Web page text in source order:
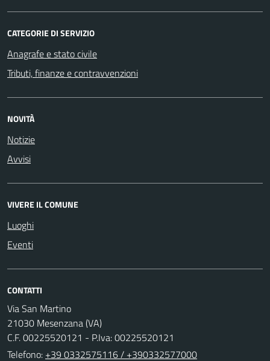
CATEGORIE DI SERVIZIO
Anagrafe e stato civile
Tributi, finanze e contravvenzioni
NOVITÀ
Notizie
Avvisi
VIVERE IL COMUNE
Luoghi
Eventi
CONTATTI
Via San Martino
21030 Mesenzana (VA)
C.F. 00225520121 - P.Iva: 00225520121
Telefono: +39 0332575116 / +390332577000